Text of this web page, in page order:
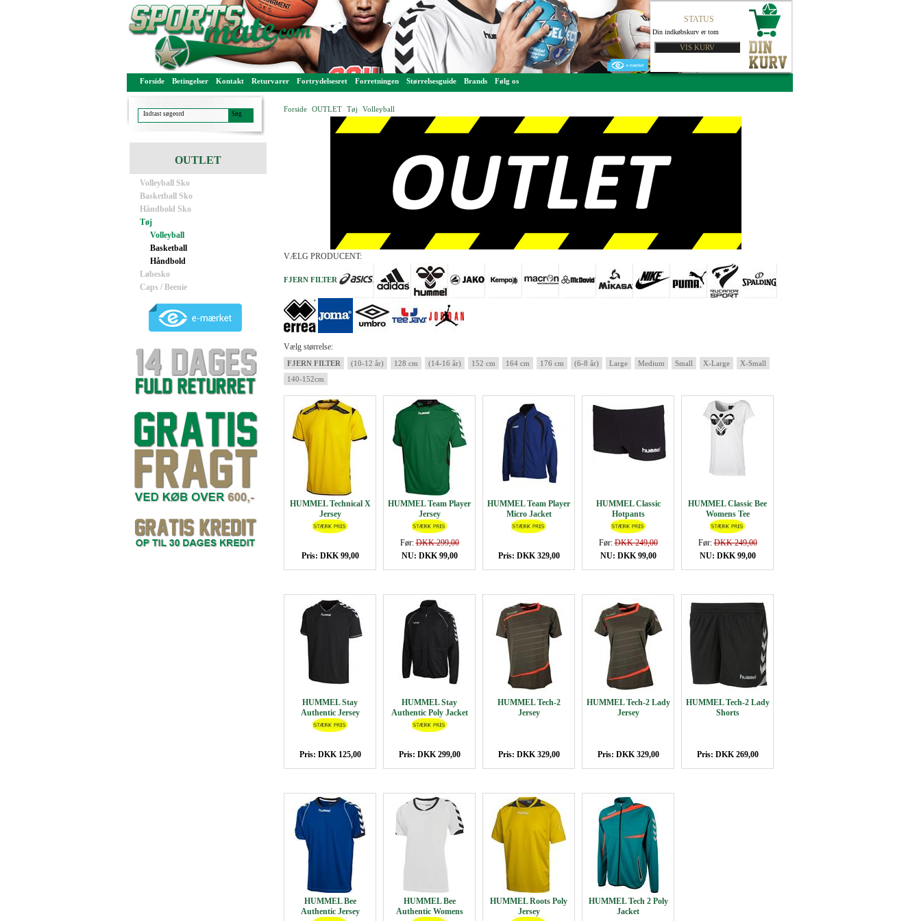
STATUS
Din indkøbskurv er tom
Forside Betingelser Kontakt Returvarer Fortrydelsesret Forretningen Størrelsesguide Brands Følg os
OUTLET
Volleyball Sko
Basketball Sko
Håndbold Sko
Tøj
Volleyball
Basketball
Håndbold
Løbesko
Caps / Beenie
Forside OUTLET Tøj Volleyball
VÆLG PRODUCENT:
FJERN FILTER
Vælg størrelse:
FJERN FILTER (10-12 år) 128 cm (14-16 år) 152 cm 164 cm 176 cm (6-8 år) Large Medium Small X-Large
X-Small
140-152cm
HUMMEL Technical X
Jersey
Pris: DKK 99,00
HUMMEL Team Player
Jersey
Før:DKK 299,00
NU: DKK 99,00
HUMMEL Team Player
Micro Jacket
Pris: DKK 329,00
HUMMEL Classic
Hotpants
Før:DKK 249,00
NU: DKK 99,00
HUMMEL Classic Bee
Womens Tee
Før:DKK 249,00
NU: DKK 99,00
HUMMEL Stay
Authentic Jersey
Pris: DKK 125,00
HUMMEL Stay
Authentic Poly Jacket
Pris: DKK 299,00
HUMMEL Tech-2
Jersey
Pris: DKK 329,00
HUMMEL Tech-2 Lady
Jersey
Pris: DKK 329,00
HUMMEL Tech-2 Lady
Shorts
Pris: DKK 269,00
HUMMEL Bee
Authentic Jersey
HUMMEL Bee
Authentic Womens
HUMMEL Roots Poly
Jersey
HUMMEL Tech 2 Poly
Jacket